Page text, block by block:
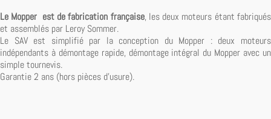
Le Mopper est de fabrication française, les deux moteurs étant fabriqués
et assemblés par Leroy Sommer.
Le SAV est simplifié par la conception du Mopper : deux moteurs
indépendants à démontage rapide, démontage intégral du Mopper avec un
simple tournevis.
Garantie 2 ans (hors pièces d'usure).